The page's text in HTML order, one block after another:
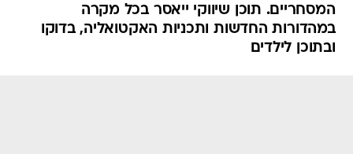
המסחריים. תוכן שיווקי ייאסר בכל מקרה
במהדורות החדשות ותכניות האקטואליה, בדוקו
ובתוכן לילדים